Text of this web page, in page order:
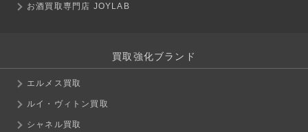
お酒買取専門店 JOYLAB
買取強化ブランド
エルメス買取
ルイ・ヴィトン買取
シャネル買取